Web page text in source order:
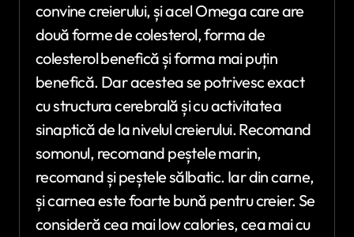
convine creierului, și acel Omega care are
două forme de colesterol, forma de
colesterol benefică și forma mai puțin
benefică. Dar acestea se potrivesc exact
cu structura cerebrală și cu activitatea
sinaptică de la nivelul creierului. Recomand
somonul, recomand peștele marin,
recomand și peștele sălbatic. Iar din carne,
și carnea este foarte bună pentru creier. Se
consideră cea mai low calories, cea mai cu